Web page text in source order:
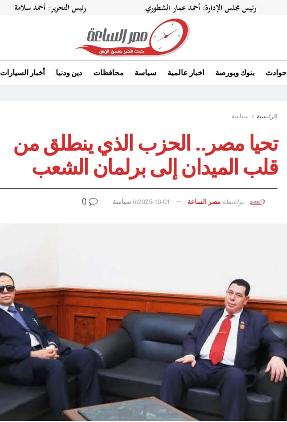
حوادث بنوك وبورصة اخبار عالمية سياسة محافظات دين ودنيا أخبار السيارات
الرئيسية سياسة
تحيا مصر.. الحزب الذي ينطلق من
قلب الميدان إلى برلمان الشعب
بواسطة مصر الساعة 2025-10-01
in سياسة